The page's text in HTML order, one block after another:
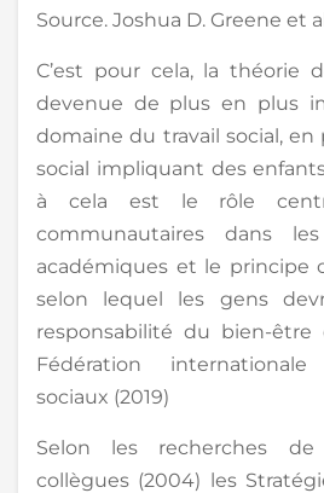
Source. Joshua D. Greene et
C’est pour cela, la théorie
devenue de plus en plus
domaine du travail social, en
social impliquant des
à cela est le rôle
communautaires dans
académiques et le principe
selon lequel les gens
responsabilité du bien-être
Fédération
sociaux (2019)
Selon les recherches
collègues (2004) les